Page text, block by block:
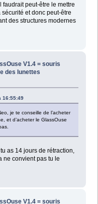
faudrait peut-être le mettre
et donc peut-être
des structures modernes
V1.4 = souris
des lunettes
16:55:49
je te conseille de l’acheter
et d’acheter le GlassOuse
as 14 jours de rétraction,
ne convient pas tu le
V1.4 = souris